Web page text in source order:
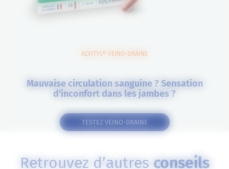
ALVITYL® VEINO-DRAINE
Mauvaise circulation sanguine ? Sensation
d'inconfort dans les jambes ?
TESTEZ VEINO-DRAINE
Retrouvez d’autres conseils